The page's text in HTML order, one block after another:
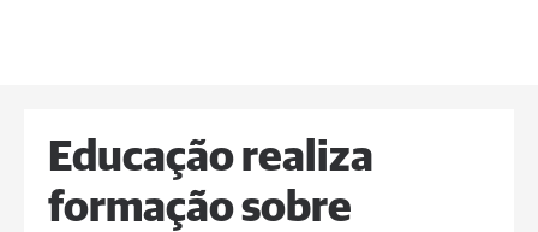
Educação realiza
formação sobre